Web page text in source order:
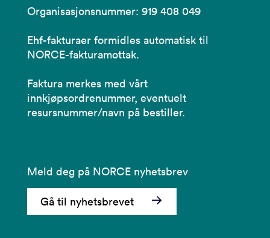
Organisasjonsnummer: 919 408 049
Ehf-fakturaer formidles automatisk til
NORCE-fakturamottak.
Faktura merkes med vårt
innkjøpsordrenummer, eventuelt
resursnummer/navn på bestiller.
Meld deg på NORCE nyhetsbrev
Gå til nyhetsbrevet